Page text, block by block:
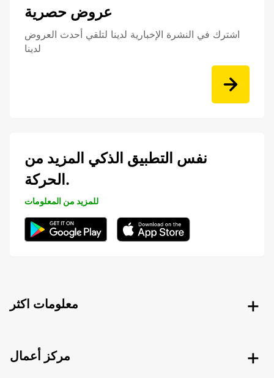
عروض حصرية
اشترك في النشرة الإخبارية لدينا لتلقي أحدث العروض
لدينا
نفس التطبيق الذكي المزيد من
الحركة.
للمزيد من المعلومات
معلومات اكثر
مركز أعمال